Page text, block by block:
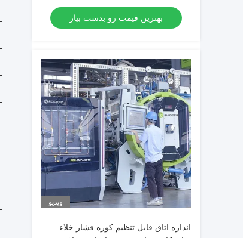
ایمپلنت ران پیشرفته
بهترین قیمت رو بدست بیار
ویدیو
اندازه اتاق قابل تنظیم کوره فشار خلاء